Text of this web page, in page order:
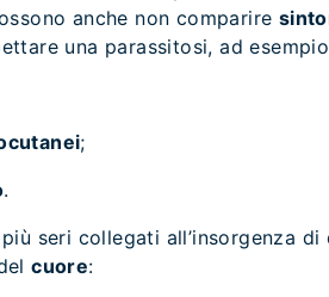
anche non comparire
una parassitosi, ad
;
.
seri collegati all’insorgenza di
cuore: